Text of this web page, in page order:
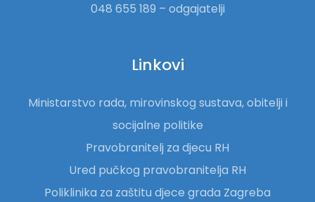
048 655 189 – odgajatelji
Linkovi
Ministarstvo rada, mirovinskog sustava, obitelji i
socijalne politike
Pravobranitelj za djecu RH
Ured pučkog pravobranitelja RH
Poliklinika za zaštitu djece grada Zagreba